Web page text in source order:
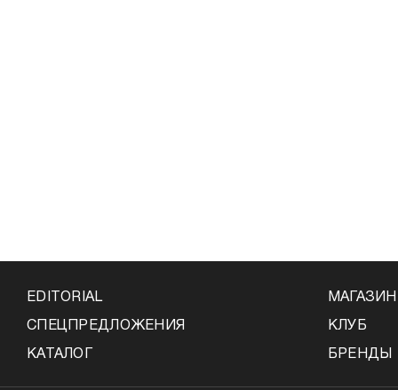
EDITORIAL
СПЕЦПРЕДЛОЖЕНИЯ КЛУБ
КАТАЛОГ БРЕНДЫ